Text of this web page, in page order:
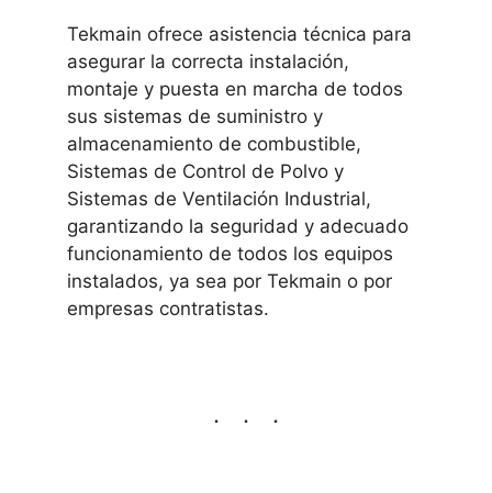
Tekmain ofrece asistencia técnica para
asegurar la correcta instalación,
montaje y puesta en marcha de todos
sus sistemas de suministro y
almacenamiento de combustible,
Sistemas de Control de Polvo y
Sistemas de Ventilación Industrial,
garantizando la seguridad y adecuado
funcionamiento de todos los equipos
instalados, ya sea por Tekmain o por
empresas contratistas.